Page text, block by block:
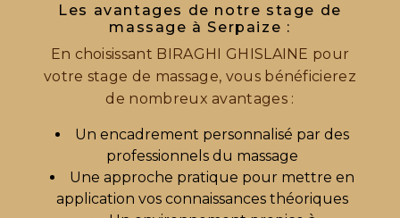
Les avantages de notre stage de
massage à Serpaize :
En choisissant BIRAGHI GHISLAINE pour
votre stage de massage, vous bénéficierez
de nombreux avantages :
Un encadrement personnalisé par des
professionnels du massage
Une approche pratique pour mettre en
application vos connaissances théoriques